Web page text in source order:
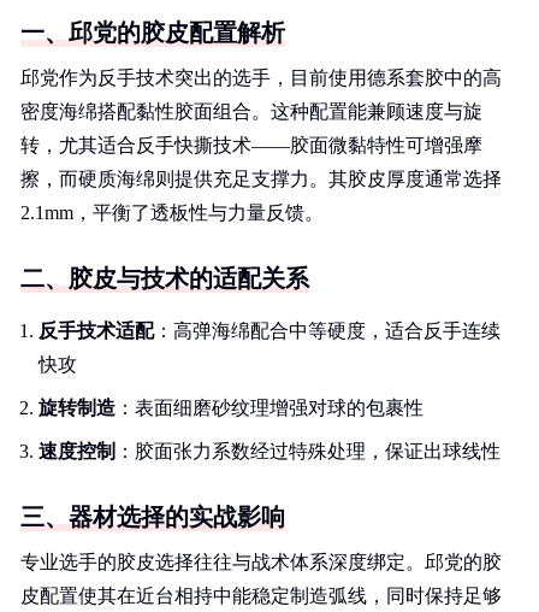
一、邱党的胶皮配置解析
邱党作为反手技术突出的选手，目前使用德系套胶中的高
密度海绵搭配黏性胶面组合。这种配置能兼顾速度与旋
转，尤其适合反手快撕技术——胶面微黏特性可增强摩
擦，而硬质海绵则提供充足支撑力。其胶皮厚度通常选择
2.1mm，平衡了透板性与力量反馈。
二、胶皮与技术的适配关系
反手技术适配：高弹海绵配合中等硬度，适合反手连续
快攻
旋转制造 ：表面细磨砂纹理增强对球的包裹性
速度控制 ：胶面张力系数经过特殊处理，保证出球线性
三、器材选择的实战影响
专业选手的胶皮选择往往与战术体系深度绑定。邱党的胶
皮配置使其在近台相持中能稳定制造弧线，同时保持足够